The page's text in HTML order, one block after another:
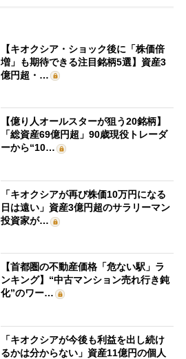
【キオクシア・ショック後に「株価倍
増」も期待できる注目銘柄5選】資産3
億円超・…
【億り人オールスターが狙う20銘柄】
「総資産69億円超」90歳現役トレーダ
ーから“10…
「キオクシアが再び株価10万円になる
日は遠い」資産3億円超のサラリーマン
投資家が…
【首都圏の不動産価格「危ない駅」ラ
ンキング】“中古マンション売れ行き鈍
化”のワー…
「キオクシアが今後も利益を出し続け
るかは分からない」資産11億円の個人